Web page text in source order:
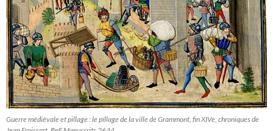
Guerre médiévale et pillage : le pïllage de la ville de Grammont, fin XIVe, chroniques de